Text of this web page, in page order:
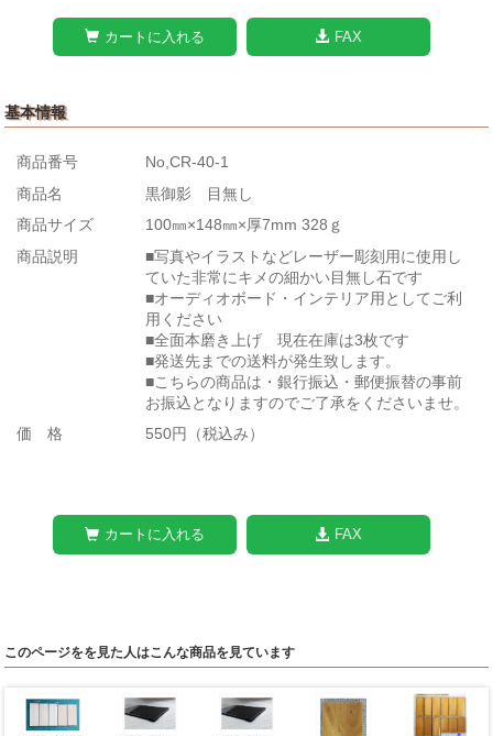
カートに入れる FAX
基本情報
商品番号
No,CR-40-1
商品名
黒御影 目無し
商品サイズ
100㎜×148㎜×厚7mm 328ｇ
商品説明
■写真やイラストなどレーザー彫刻用に使用し
ていた非常にキメの細かい目無し石です
■オーディオボード・インテリア用としてご利
用ください
■全面本磨き上げ 現在在庫は3枚です
■発送先までの送料が発生致します。
■こちらの商品は・銀行振込・郵便振替の事前
お振込となりますのでご了承をくださいませ。
価 格
550円（税込み）
カートに入れる FAX
このページをを見た人はこんな商品を見ています